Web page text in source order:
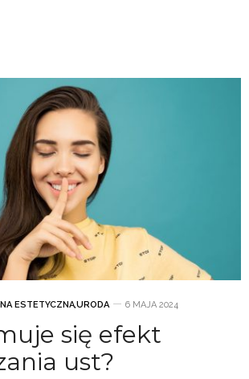
ESTETYCZNA,URODA 6 MAJA 2024
się efekt
ust?